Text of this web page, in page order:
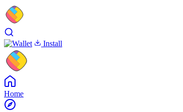
Install
Home